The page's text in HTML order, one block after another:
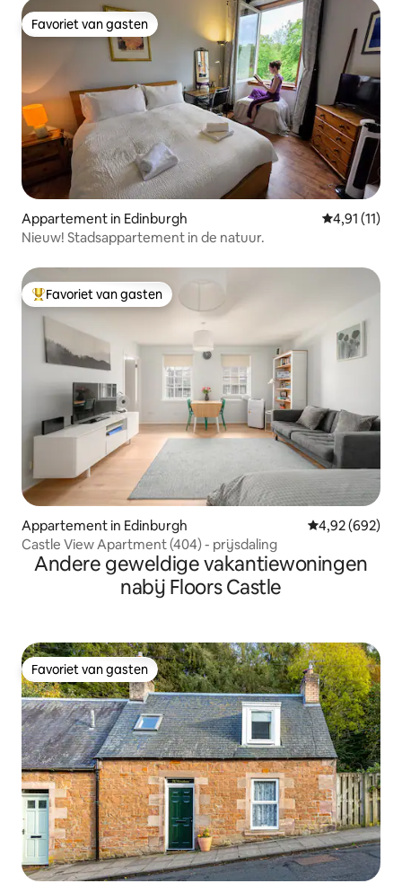
Favoriet van gasten
Favoriet van gasten
Appartement in Edinburgh Gemiddelde
4,91 (11)
Nieuw! Stadsappartement in de natuur.
Topfavoriet van gasten
Favoriet van gasten
Appartement in Edinburgh Gemiddelde
4,92 (692)
Castle View Apartment (404) - prijsdaling
Andere geweldige vakantiewoningen
nabij Floors Castle
Favoriet van gasten
Favoriet van gasten